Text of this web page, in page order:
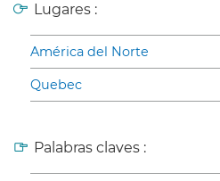
Lugares :
América del Norte
Quebec
Palabras claves :